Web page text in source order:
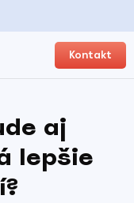
Kontakt
aj
lepšie